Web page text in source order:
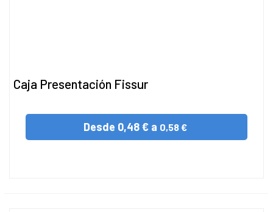
Caja Presentación Fissur
Desde 0,48 € a 0,58 €